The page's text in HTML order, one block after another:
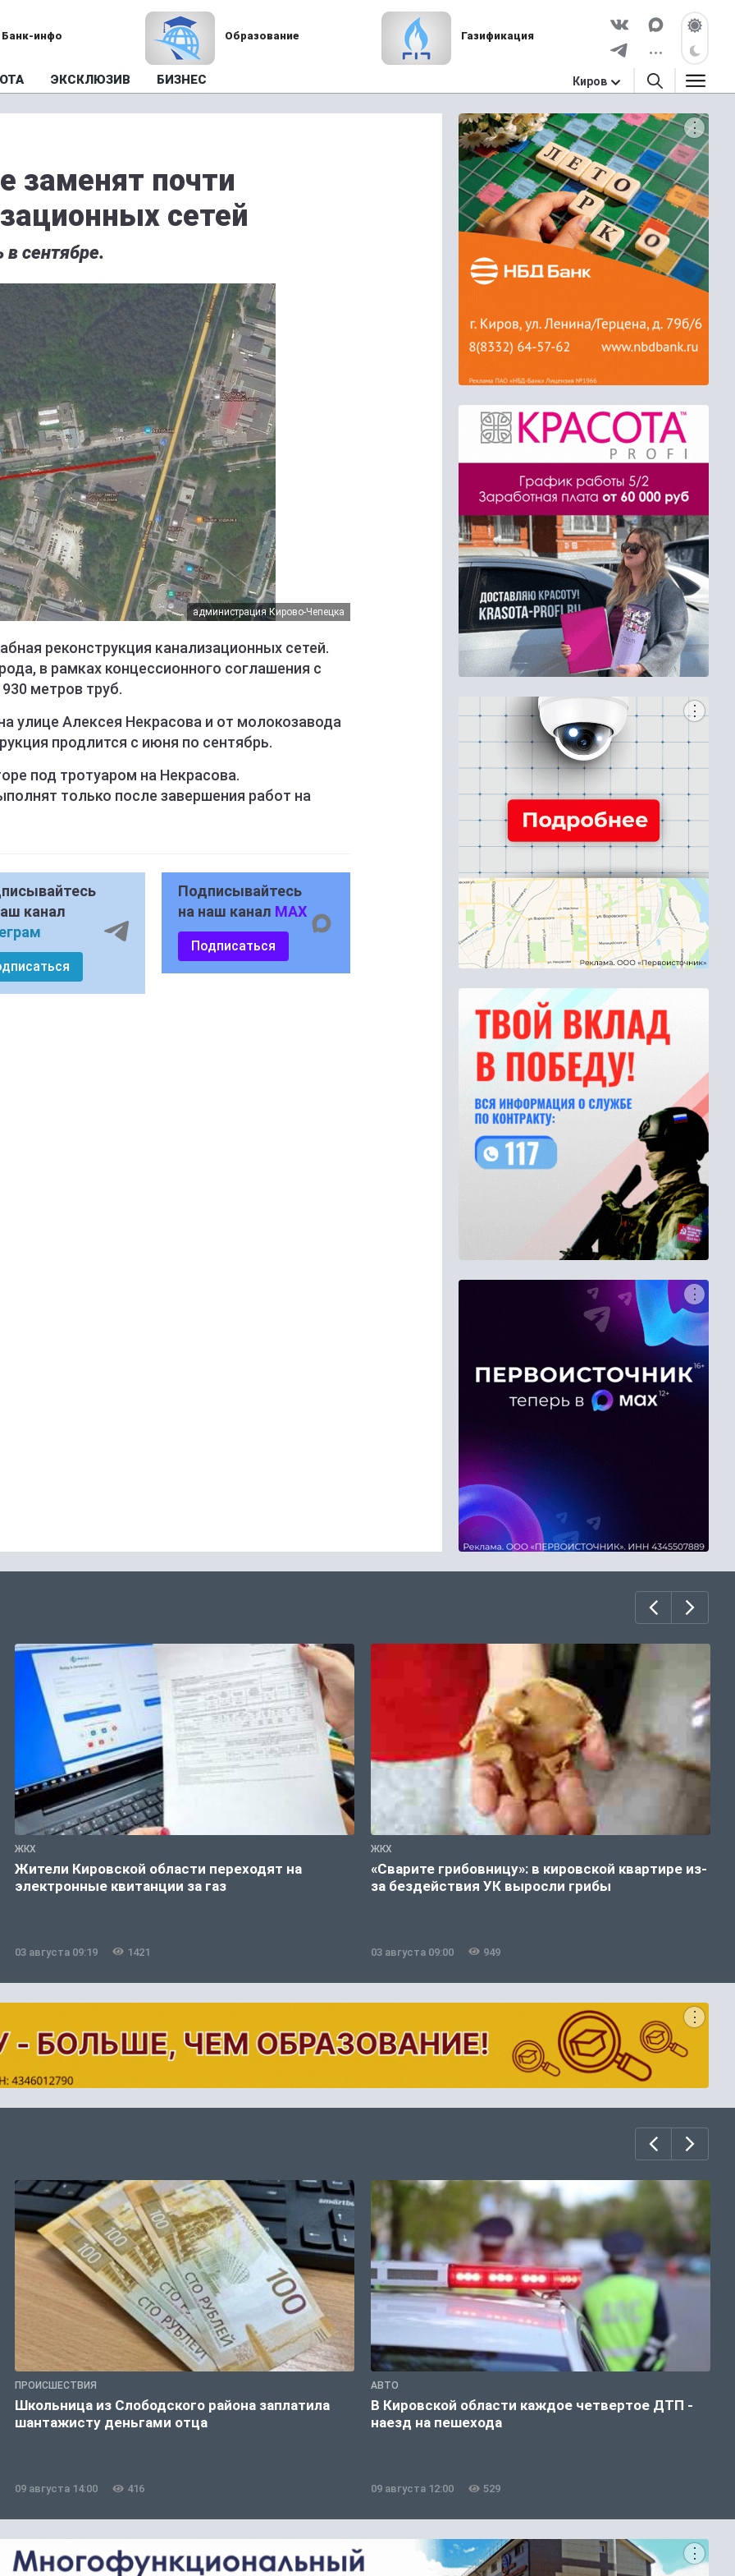
Банк-инфо Образование Газификация
ЭКСКЛЮЗИВ БИЗНЕС Киров
заменят почти
сетей
сентябре.
администрация Кирово-Чепецка
реконструкция канализационных сетей.
в рамках концессионного соглашения с
метров труб.
улице Алексея Некрасова и от молокозавода
продлится с июня по сентябрь.
под тротуаром на Некрасова.
только после завершения работ на
канал
Подписывайтесь
на наш канал MAX
Подписаться
ЖКХ
Жители Кировской области переходят на
электронные квитанции за газ
03 августа 09:19 1421
ЖКХ
«Сварите грибовницу»: в кировской квартире из-
за бездействия УК выросли грибы
03 августа 09:00 949
ПРОИСШЕСТВИЯ
Школьница из Слободского района заплатила
шантажисту деньгами отца
09 августа 14:00 416
АВТО
В Кировской области каждое четвертое ДТП -
наезд на пешехода
09 августа 12:00 529